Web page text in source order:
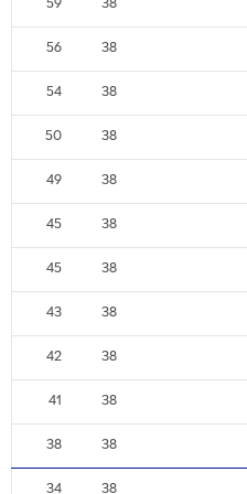
38
59
38
56
38
54
38
50
38
49
38
45
38
45
38
43
38
42
38
41
38
38
38
34